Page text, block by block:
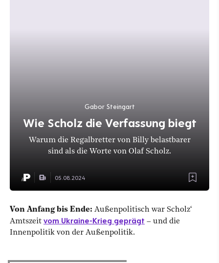
Gabor Steingart
Wie Scholz die Verfassung biegt
Warum die Regalbretter von Billy belastbarer
sind als die Worte von Olaf Scholz.
05.08.2024
Von Anfang bis Ende: Außenpolitisch war Scholz‘
Amtszeit vom Ukraine-Krieg geprägt – und die
Innenpolitik von der Außenpolitik.